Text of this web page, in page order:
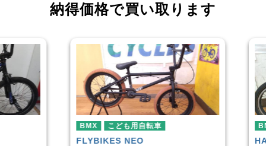
納得価格で買い取ります
BMX
HARODOWNTOWN